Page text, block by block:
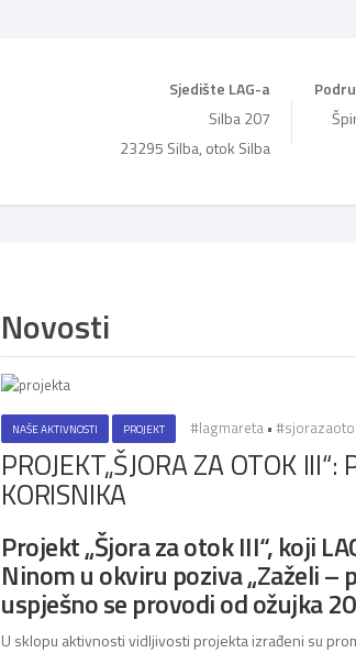
Sjedište LAG-a
Silba 207
23295 Silba, otok Silba
Novosti
NAŠE AKTIVNOSTI PROJEKT #lagmareta •
PROJEKT„ŠJORA ZA OTOK
KORISNIKA
Projekt „Šjora za otok III“, koji
Ninom u okviru poziva „Zaželi –
uspješno se provodi od ožujka
U sklopu aktivnosti vidljivosti projekta izrađeni su